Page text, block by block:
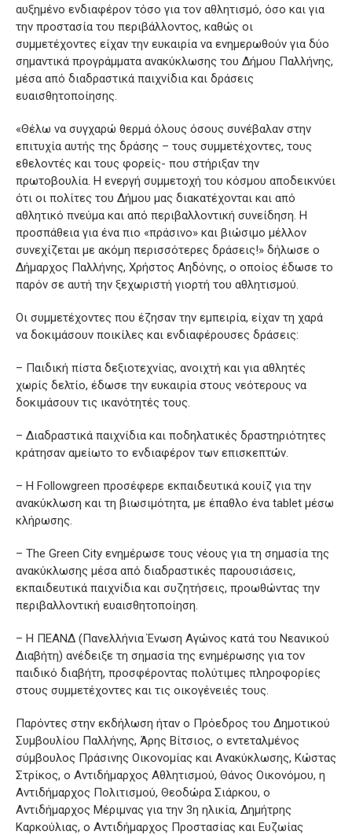
αυξημένο ενδιαφέρον τόσο για τον αθλητισμό, όσο και για
την προστασία του περιβάλλοντος, καθώς οι
συμμετέχοντες είχαν την ευκαιρία να ενημερωθούν για δύο
σημαντικά προγράμματα ανακύκλωσης του Δήμου Παλλήνης,
μέσα από διαδραστικά παιχνίδια και δράσεις
ευαισθητοποίησης.
«Θέλω να συγχαρώ θερμά όλους όσους συνέβαλαν στην
επιτυχία αυτής της δράσης – τους συμμετέχοντες, τους
εθελοντές και τους φορείς- που στήριξαν την
πρωτοβουλία. Η ενεργή συμμετοχή του κόσμου αποδεικνύει
ότι οι πολίτες του Δήμου μας διακατέχονται και από
αθλητικό πνεύμα και από περιβαλλοντική συνείδηση. Η
προσπάθεια για ένα πιο «πράσινο» και βιώσιμο μέλλον
συνεχίζεται με ακόμη περισσότερες δράσεις!» δήλωσε ο
Δήμαρχος Παλλήνης, Χρήστος Αηδόνης, ο οποίος έδωσε το
παρόν σε αυτή την ξεχωριστή γιορτή του αθλητισμού.
Οι συμμετέχοντες που έζησαν την εμπειρία, είχαν τη χαρά
να δοκιμάσουν ποικίλες και ενδιαφέρουσες δράσεις:
– Παιδική πίστα δεξιοτεχνίας, ανοιχτή και για αθλητές
χωρίς δελτίο, έδωσε την ευκαιρία στους νεότερους να
δοκιμάσουν τις ικανότητές τους.
– Διαδραστικά παιχνίδια και ποδηλατικές δραστηριότητες
κράτησαν αμείωτο το ενδιαφέρον των επισκεπτών.
– Η Followgreen προσέφερε εκπαιδευτικά κουίζ για την
ανακύκλωση και τη βιωσιμότητα, με έπαθλο ένα tablet μέσω
κλήρωσης.
– The Green City ενημέρωσε τους νέους για τη σημασία της
ανακύκλωσης μέσα από διαδραστικές παρουσιάσεις,
εκπαιδευτικά παιχνίδια και συζητήσεις, προωθώντας την
περιβαλλοντική ευαισθητοποίηση.
– Η ΠΕΑΝΔ (Πανελλήνια Ένωση Αγώνος κατά του Νεανικού
Διαβήτη) ανέδειξε τη σημασία της ενημέρωσης για τον
παιδικό διαβήτη, προσφέροντας πολύτιμες πληροφορίες
στους συμμετέχοντες και τις οικογένειές τους.
Παρόντες στην εκδήλωση ήταν ο Πρόεδρος του Δημοτικού
Συμβουλίου Παλλήνης, Άρης Βίτσιος, ο εντεταλμένος
σύμβουλος Πράσινης Οικονομίας και Ανακύκλωσης, Κώστας
Στρίκος, ο Αντιδήμαρχος Αθλητισμού, Θάνος Οικονόμου, η
Αντιδήμαρχος Πολιτισμού, Θεοδώρα Σιάρκου, ο
Αντιδήμαρχος Μέριμνας για την 3η ηλικία, Δημήτρης
Καρκούλιας, ο Αντιδήμαρχος Προστασίας και Ευζωίας